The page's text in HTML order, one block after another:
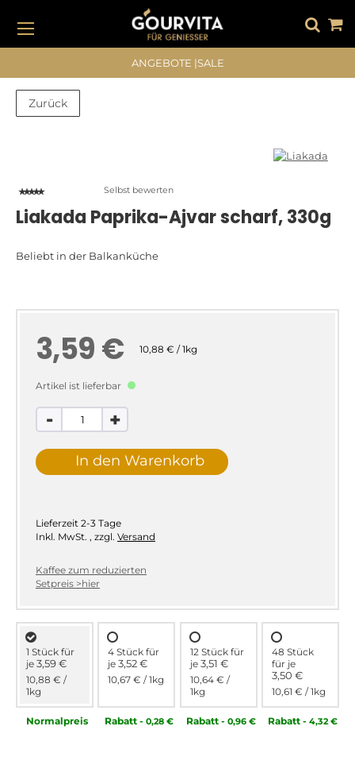
DIREKT
ZUM
INHALT
#DRÜCKEN SIE DIE EINGABETASTE, UM ZU SUCHEN
ANGEBOTE |SALE
Zurück
springen
springen
Selbst bewerten
Liakada Paprika-Ajvar scharf, 330g
Beliebt in der Balkanküche
3,59 € 10,88 € / 1kg
Artikel ist lieferbar
- +
In den Warenkorb
Lieferzeit 2-3 Tage
Inkl. MwSt. , zzgl. Versand
Kaffee zum reduzierten
Setpreis >hier
1 Stück für
je 3,59 €
10,88 € /
1kg
Normal­preis
4 Stück für
je3,52 €
10,67 € / 1kg
Rabatt - 0,28 €
12 Stück für
je 3,51 €
10,64 € /
1kg
Rabatt - 0,96 €
48 Stück
für je
3,50 €
10,61 € / 1kg
Rabatt-4,32 €